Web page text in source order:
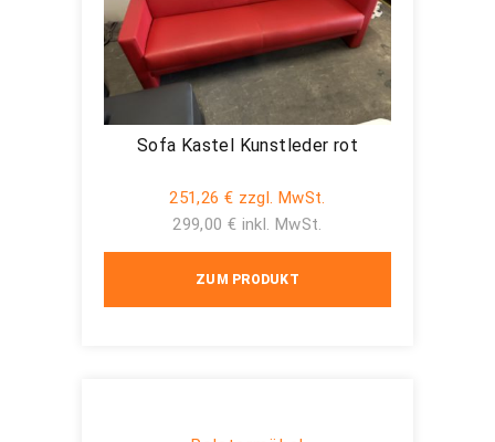
Sofa Kastel Kunstleder rot
251,26 € zzgl. MwSt.
299,00 € inkl. MwSt.
ZUM PRODUKT